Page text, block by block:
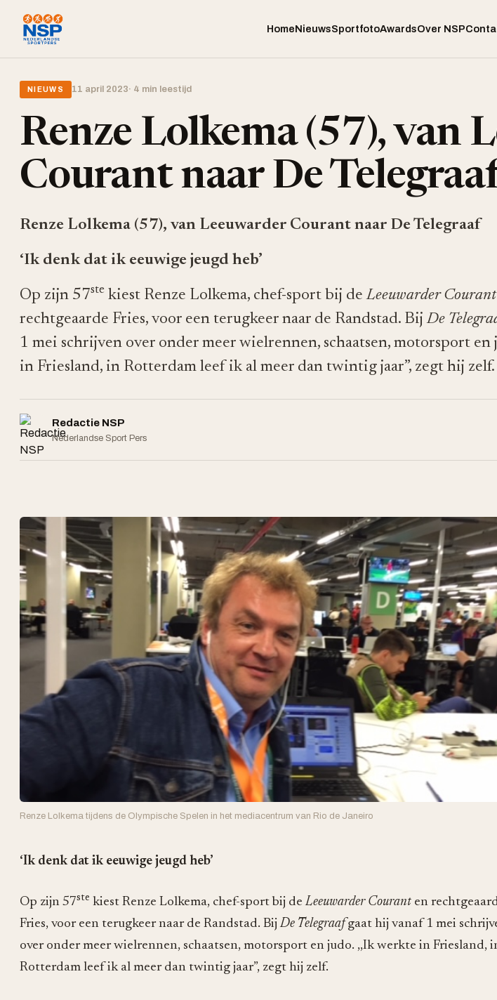
HomeNieuwsSportfotoAwardsOver NSP
NIEUWS 11 april 2023· 4 min leestijd
Renze Lolkema (57), van
Courant naar De
Renze Lolkema (57), van Leeuwarder Courant naar De Telegraaf
‘Ik denk dat ik eeuwige jeugd heb’
Op zijn 57ste kiest Renze Lolkema, chef-sport bij deLeeuwarder Courant
rechtgeaarde Fries, voor een terugkeer naar de Randstad. BijDe
1 mei schrijven over onder meer wielrennen, schaatsen, motorsport en
in Friesland, in Rotterdam leef ik al meer dan twintig jaar”, zegt hij zelf.
Redactie NSP
Nederlandse Sport Pers
Renze Lolkema tijdens de Olympische Spelen in het mediacentrum van Rio de Janeiro
‘Ik denk dat ik eeuwige jeugd heb’
Op zijn 57ste kiest Renze Lolkema, chef-sport bij deLeeuwarder Courant en
Fries, voor een terugkeer naar de Randstad. BijDe Telegraafgaat hij vanaf 1 mei
over onder meer wielrennen, schaatsen, motorsport en judo. ,,Ik werkte in Friesland,
Rotterdam leef ik al meer dan twintig jaar”, zegt hij zelf.